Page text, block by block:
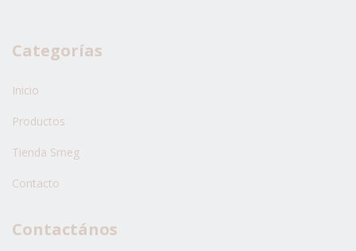
Categorías
Inicio
Productos
Tienda Smeg
Contacto
Contactános